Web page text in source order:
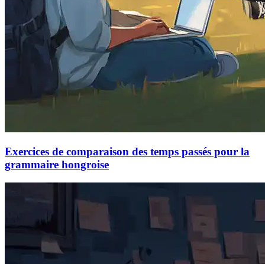
Exercices de comparaison des temps passés pour la
grammaire hongroise